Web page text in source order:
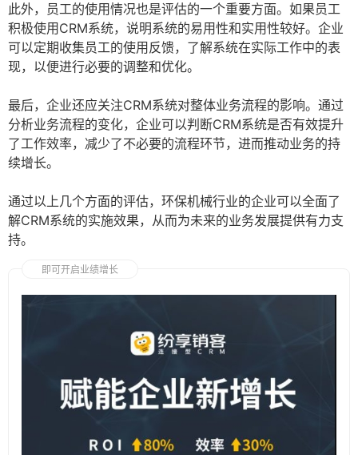
此外，员工的使用情况也是评估的一个重要方面。如果员工
积极使用CRM系统，说明系统的易用性和实用性较好。企业
可以定期收集员工的使用反馈，了解系统在实际工作中的表
现，以便进行必要的调整和优化。
最后，企业还应关注CRM系统对整体业务流程的影响。通过
分析业务流程的变化，企业可以判断CRM系统是否有效提升
了工作效率，减少了不必要的流程环节，进而推动业务的持
续增长。
通过以上几个方面的评估，环保机械行业的企业可以全面了
解CRM系统的实施效果，从而为未来的业务发展提供有力支
持。
即可开启业绩增长